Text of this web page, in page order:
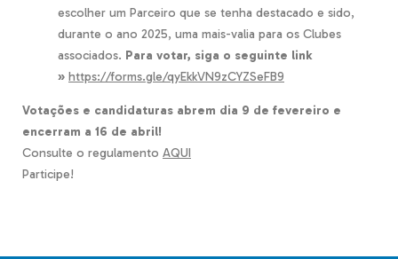
escolher um Parceiro que se tenha destacado e sido,
durante o ano 2025, uma mais-valia para os Clubes
associados. Para votar, siga o seguinte link
» https://forms.gle/qyEkkVN9zCYZSeFB9
Votações e candidaturas abrem dia 9 de fevereiro e
encerram a 16 de abril!
Consulte o regulamento AQUI
Participe!